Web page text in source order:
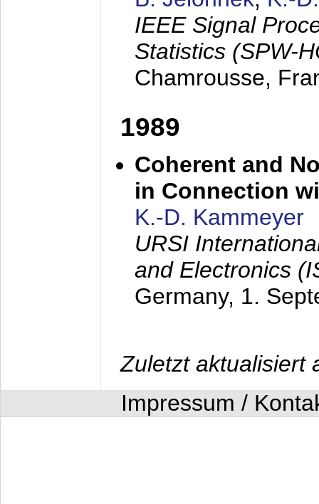
IEEE Signal
Statistics (SPW-
Chamrousse,
1989
Coherent and
in Connection
K.-D. Kammeyer
URSI
and Electronics
Germany, 1.
Zuletzt aktualisiert
Impressum /